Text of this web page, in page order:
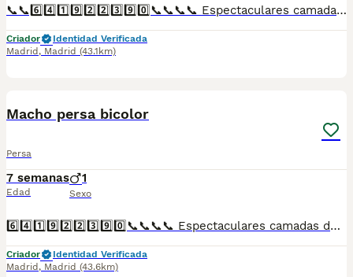
📞📞6️⃣4️⃣1️⃣9️⃣2️⃣2️⃣3️⃣9️⃣0️⃣📞📞📞📞 Espectaculares camadas de perritos de hembra persa chinchilla nacionales descendientes de las mejores líneas de sangre. Disponibles tanto hembras como machos. Las camadas están bajo supervisión veterinaria desde su nacimiento hasta que son entregadas a su nueva familia. Criados por un equipo de profesionales y mejores personas que, con más de 20 años de experiencia , cuidan a los animales por vocación, aplicando una cría ética y responsable para que cada cachorro se desarrolle con la mejor salud y con un buen temperamento. Todos los cachorritos se entregan con unos dos meses y medio de edad y sus vacunas correspondientes, desparasitados interna y externamente, con certificado de salud, y garantía tanto por enfermedad vírica como congénito genética. Posibilidad de entregar en toda España mediante transporte propio preparado para animales y con chofer privado. Los precios pueden variar según las características y morfología de cada cachorro. Añádenos al whats app o llámanos, y encantados atenderemos todas tus dudas y consultas. Teléfono / Whats app: 641 92 23 90
Criador
Identidad Verificada
Madrid , Madrid (43.1km)
Macho persa bicolor
Persa
7 semanas
Edad
1
Sexo
6️⃣4️⃣1️⃣9️⃣2️⃣2️⃣3️⃣9️⃣0️⃣📞📞📞📞 Espectaculares camadas de de machos y hembras de persas de pelo corto chinchilla nacionales descendientes de las mejores líneas de sangre. Disponibles tanto hembras como machos. Las camadas están bajo supervisión veterinaria desde su nacimiento hasta que son entregadas a su nueva familia. Criados por un equipo de profesionales y mejores personas que, con más de 20 años de experiencia , cuidan a los animales por vocación, aplicando una cría ética y responsable para que cada cachorro se desarrolle con la mejor salud y con un buen temperamento. Todos los cachorritos se entregan con unos dos meses y medio de edad y sus vacunas correspondientes, desparasitados interna y externamente, con certificado de salud, y garantía tanto por enfermedad vírica como congénito genética. Posibilidad de entregar en toda España mediante transporte propio preparado para animales y con chofer privado. Los precios pueden variar según las características y morfología de cada cachorro. Añádenos al whats app o llámanos, y encantados atenderemos todas tus dudas y consultas. Teléfono / Whats app: 641 92 23 90
Criador
Identidad Verificada
Madrid , Madrid (43.6km)